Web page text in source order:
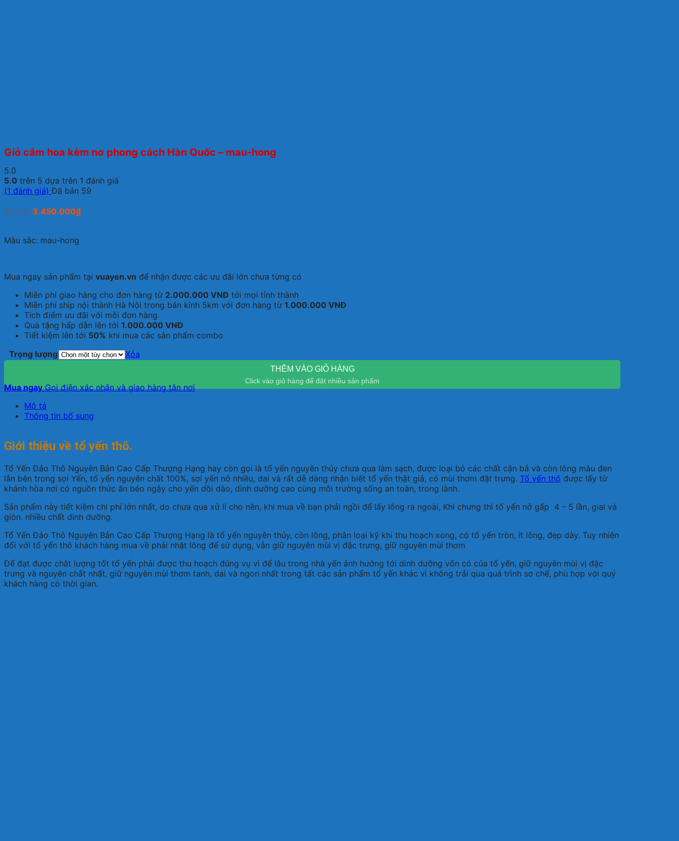
Giỏ cắm hoa kèm nơ phong cách Hàn Quốc – mau-hong
5.0
5.0 trên 5 dựa trên 1 đánh giá
(1 đánh giá)Đã bán 59
Giá từ: 3.450.000₫
Màu sắc: mau-hong
Mua ngay sản phẩm tại vuayen.vn để nhận được các ưu đãi lớn chưa từng có
Miễn phí giao hàng cho đơn hàng từ 2.000.000 VNĐ tới mọi tỉnh thành
Miễn phí ship nội thành Hà Nội trong bán kính 5km với đơn hàng từ 1.000.000 VNĐ
Tích điểm ưu đãi với mỗi đơn hàng
Quà tặng hấp dẫn lên tới 1.000.000 VNĐ
Tiết kiệm lên tới 50% khi mua các sản phẩm combo
Trọng lượng
Xóa
THÊM VÀO GIỎ HÀNG
Click vào giỏ hàng để đặt nhiều sản phẩm
Mua ngay Gọi điện xác nhận và giao hàng tận nơi
Mô tả
Thông tin bổ sung
Giới thiệu về tổ yến thô.
Tổ Yến Đảo Thô Nguyên Bản Cao Cấp Thượng Hạng hay còn gọi là tổ yến nguyên thủy chưa qua làm sạch, được loại bỏ các chất cặn bả và còn lông màu đen
lẫn bên trong sợi Yến, tổ yến nguyên chất 100%, sợi yến nở nhiều, dai và rất dễ dàng nhận biết tổ yến thật giả, có mùi thơm đặt trưng. Tổ yến thô được lấy từ
khánh hòa nơi có nguồn thức ăn béo ngậy cho yến dồi dào, dinh dưỡng cao cùng môi trường sống an toàn, trong lành.
Sản phẩm này tiết kiệm chi phí lớn nhất, do chưa qua xử lí cho nên, khi mua về bạn phải ngồi để lấy lông ra ngoài, Khi chưng thì tổ yến nở gấp 4 – 5 lần, giai và
giòn. nhiều chất dinh dưỡng.
Tổ Yến Đảo Thô Nguyên Bản Cao Cấp Thượng Hạng là tổ yến nguyên thủy, còn lông, phân loại kỹ khi thu hoạch xong, có tổ yến tròn, ít lông, đẹp dày. Tuy nhiên
đối với tổ yến thô khách hàng mua về phải nhặt lông để sử dụng, vẫn giữ nguyên mùi vị đặc trưng, giữ nguyên mùi thơm
Để đạt được chât lượng tốt tổ yến phải được thu hoạch đúng vụ vì để lâu trong nhà yến ảnh hưởng tới dinh dưỡng vốn có của tổ yến, giữ nguyên mùi vị đặc
trưng và nguyên chất nhất, giữ nguyên mùi thơm tanh, dai và ngon nhất trong tất các sản phẩm tổ yến khác vì không trải qua quá trình sơ chế, phù hợp với quý
khách hàng có thời gian.